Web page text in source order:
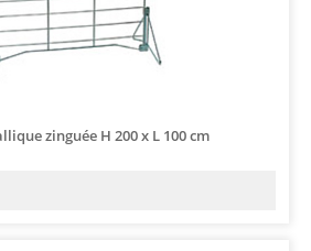
zinguée H 200 x L 100 cm